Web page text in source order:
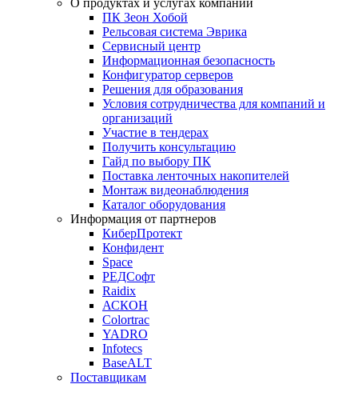
О продуктах и услугах компании
ПК Зеон Хобой
Рельсовая система Эврика
Сервисный центр
Информационная безопасность
Конфигуратор серверов
Решения для образования
Условия сотрудничества для компаний и
организаций
Участие в тендерах
Получить консультацию
Гайд по выбору ПК
Поставка ленточных накопителей
Монтаж видеонаблюдения
Каталог оборудования
Информация от партнеров
КиберПротект
Конфидент
Space
РЕДСофт
Raidix
АСКОН
Colortrac
YADRO
Infotecs
BaseALT
Поставщикам